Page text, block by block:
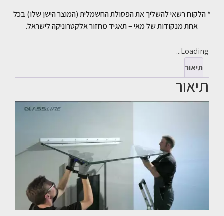
* הלקוח רשאי להשליך את הפסולת החשמלית (המוצר הישן שלו) בכל
אחת מנקודות של מאי – תאגיד מחזור אלקטרוניקה לישראל.
Loading...
תיאור
תיאור